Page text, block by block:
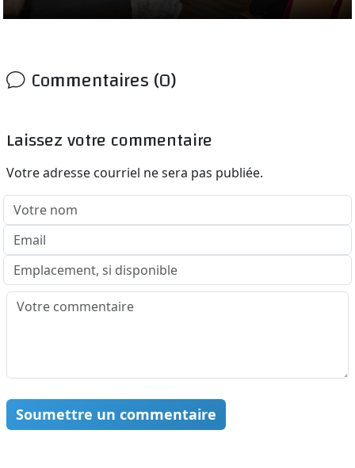
Commentaires (0)
Laissez votre commentaire
Votre adresse courriel ne sera pas publiée.
Soumettre un commentaire